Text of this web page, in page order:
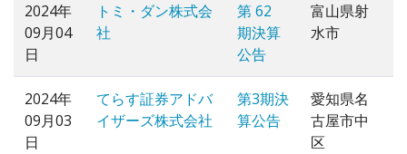
2024年
09月04
日
トミ・ダン株式会
社
第 62
期決算
公告
富山県射
水市
2024年
09月03
日
てらす証券アドバ
イザーズ株式会社
第3期決
算公告
愛知県名
古屋市中
区